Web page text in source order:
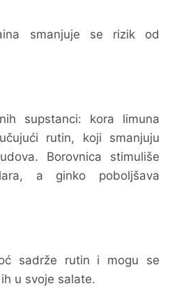
smanjuje se rizik od
supstanci: kora limuna
rutin, koji smanjuju
Borovnica stimuliše
a ginko poboljšava
sadrže rutin i mogu se
u svoje salate.